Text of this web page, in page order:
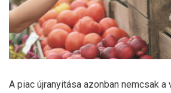
A piac újranyitása azonban nemcsak a